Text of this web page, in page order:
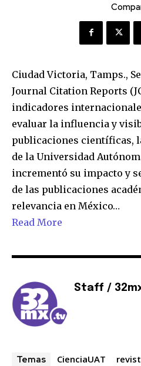
Únete a nuestra
suscriptores y sé
Para suscribirte, solo escribe tu
Ciudad Victoria, Tamps.,
Journal Citation Reports
indicadores
evaluar la influencia y
publicaciones científicas,
de la Universidad
incrementó su impacto y
de las publicaciones
relevancia en México…
Read More
Staff /
Temas CienciaUAT